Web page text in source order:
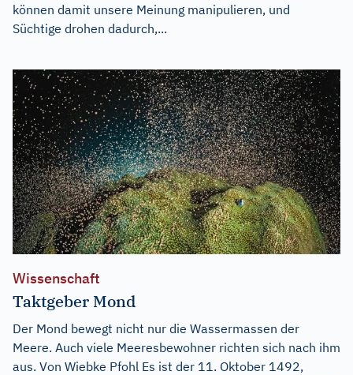
können damit unsere Meinung manipulieren, und
Süchtige drohen dadurch,...
Wissenschaft
Taktgeber Mond
Der Mond bewegt nicht nur die Wassermassen der
Meere. Auch viele Meeresbewohner richten sich nach ihm
aus. Von Wiebke Pfohl Es ist der 11. Oktober 1492,